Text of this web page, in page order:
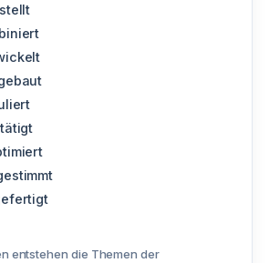
entstehen die Themen der